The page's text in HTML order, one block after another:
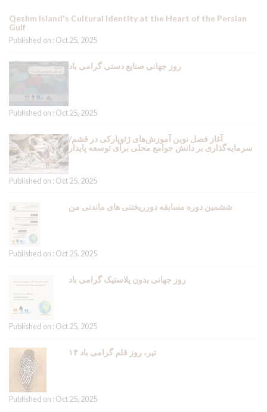
Qeshm Island's Cultural Identity at the Heart of the Persian
Gulf
Published on : Oct 25, 2025
روز جهانی صنایع دستی گرامی باد
Published on : Oct 25, 2025
آغاز فصل نوین آموزش‌های ژئوپارکی در قشم/
سرمایه‌گذاری بر دانش جوامع محلی برای توسعه پایدار
Published on : Oct 25, 2025
ششمین دوره مسابقه دورریختنی های ماندنی من
Published on : Oct 25, 2025
روز جهانی بدون پلاستیک گرامی باد
Published on : Oct 25, 2025
۱۴ تیر، روز قلم گرامی باد
Published on : Oct 25, 2025